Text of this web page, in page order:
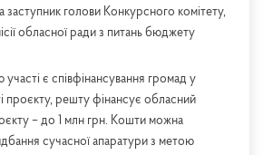
заступник голови Конкурсного комітету,
обласної ради з питань бюджету
участі є співфінансування громад у
проєкту, решту фінансує обласний
– до 1 млн грн. Кошти можна
сучасної апаратури з метою